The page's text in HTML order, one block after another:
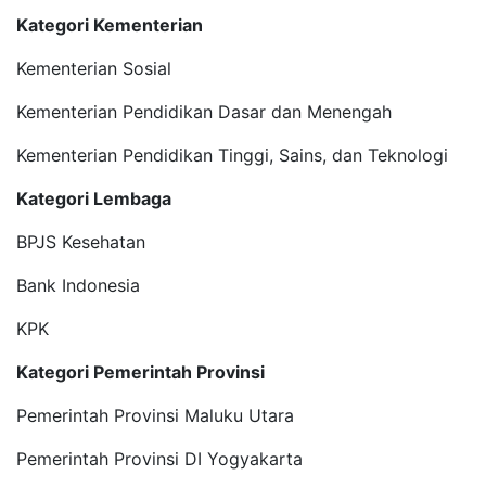
Kategori Kementerian
Kementerian Sosial
Kementerian Pendidikan Dasar dan Menengah
Kementerian Pendidikan Tinggi, Sains, dan Teknologi
Kategori Lembaga
BPJS Kesehatan
Bank Indonesia
KPK
Kategori Pemerintah Provinsi
Pemerintah Provinsi Maluku Utara
Pemerintah Provinsi DI Yogyakarta